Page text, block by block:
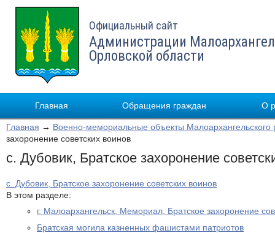
Официальный сайт
Администрации
Орловской области
Главная Обращения граждан О
Главная → Военно-мемориальные объекты Малоархангельского
захоронение советских воинов
с. Дубовик, Братское захоронение
с. Дубовик, Братское захоронение советских воинов
В этом разделе:
г. Малоархангельск, Мемориал, Братское захоронение
Братская могила казненных фашистами патриотов